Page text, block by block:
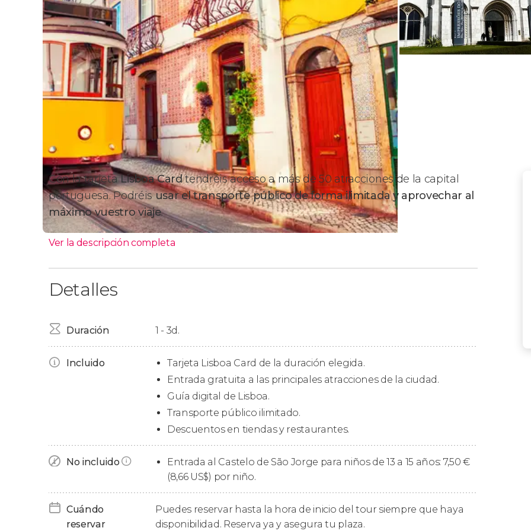
Con la tarjetaLisboa Cardtendréis acceso a más de 50 atracciones de la capital
portuguesa. Podréisusar el transporte público de forma ilimitada y aprovechar al
máximo vuestro viaje.
Lasatracciones incluidas más populares
Experiencia Pilar 7.
Palacio Nacional de Mafra.
Lisboa Story Centre.
Museo Nacional de Arte Antiguo.
Sintra Mitos y Leyendas.
Museo Nacional del Azulejo.
Museo Nacional de Carruajes.
Ascensor de Santa Justa.
Torre de Belém.
Tesouro Real.
La tarjeta incluye unaguía con información de los horarios de apertura, mapas detallados,
sugerencias y cómo llegar a todas las atracciones incluidas en la tarjeta Lisboa Card.
Ver la descripción completa
Detalles
Duración 1 - 3d.
Incluido
Tarjeta Lisboa Card de la duración elegida.
Entrada gratuita a las principales atracciones de la ciudad.
Guía digital de Lisboa.
Transporte público ilimitado.
Descuentos en tiendas y restaurantes.
No incluido Entrada al Castelo de São Jorge para niños de 13 a 15 años: 7,50€
(8,66 US$) por niño.
Cuándo
reservar
Puedes reservar hasta la hora de inicio del tour siempre que haya
disponibilidad. Reserva ya y asegura tu plaza.